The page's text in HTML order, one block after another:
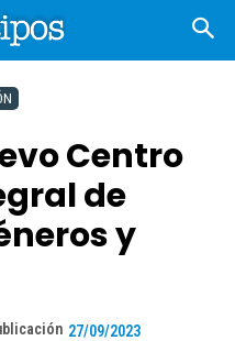
Centro
de
y
27/09/2023